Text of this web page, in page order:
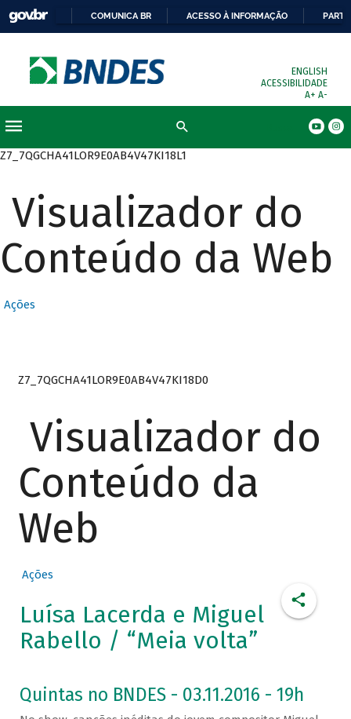
COMUNICA BR ACESSO À INFORMAÇÃO
ENGLISH
ACESSIBILIDADE
A+ A-
Z7_7QGCHA41LOR9E0AB4V47KI18L1
Visualizador do
Conteúdo da Web
Ações
Z7_7QGCHA41LOR9E0AB4V47KI18D0
Visualizador do
Conteúdo da
Web
Ações
Luísa Lacerda e Miguel
Rabello / “Meia volta”
Quintas no BNDES - 03.11.2016 - 19h